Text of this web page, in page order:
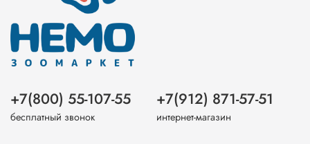
+7(800) 55-107-55
бесплатный звонок
+7(912) 871-57-51
интернет-магазин